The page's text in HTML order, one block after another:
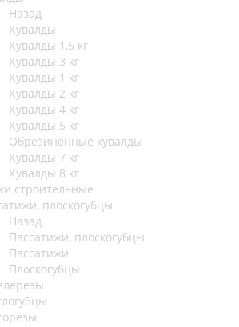
Назад
Кувалды
Кувалды 1,5 кг
Кувалды 3 кг
Кувалды 1 кг
Кувалды 2 кг
Кувалды 4 кг
Кувалды 5 кг
Обрезиненные кувалды
Кувалды 7 кг
Кувалды 8 кг
строительные
плоскогубцы
Назад
Пассатижи, плоскогубцы
Пассатижи
Плоскогубцы